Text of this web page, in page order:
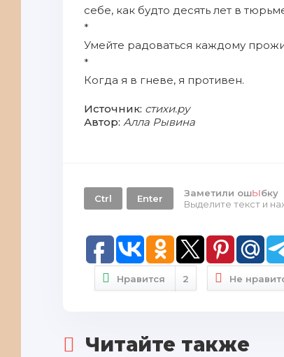
себе, как будто десять лет в
*
Умейте радоваться каждому
*
Когда я в гневе, я противен.
Источник: стихи.ру
Автор: Алла Рывина
Ctrl Enter Заметили ошЫбку
Выделите текст и
Нравится 2 Не
Читайте также